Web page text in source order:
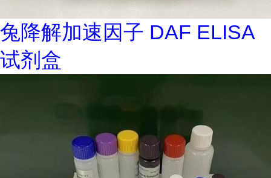
兔降解加速因子 DAF ELISA
试剂盒